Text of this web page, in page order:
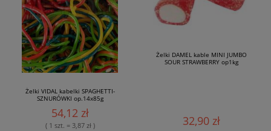
Żelki VIDAL kabelki SPAGHETTI-
SZNURÓWKI op.14x85g
54,12 zł
( 1 szt. = 3,87 zł )
Żelki DAMEL kable MINI JUMBO
SOUR STRAWBERRY op1kg
32,90 zł